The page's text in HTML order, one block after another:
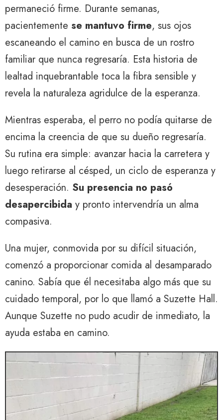
permaneció firme. Durante semanas,
pacientemente se mantuvo firme, sus ojos
escaneando el camino en busca de un rostro
familiar que nunca regresaría. Esta historia de
lealtad inquebrantable toca la fibra sensible y
revela la naturaleza agridulce de la esperanza.
Mientras esperaba, el perro no podía quitarse de
encima la creencia de que su dueño regresaría.
Su rutina era simple: avanzar hacia la carretera y
luego retirarse al césped, un ciclo de esperanza y
desesperación. Su presencia no pasó
desapercibida y pronto intervendría un alma
compasiva.
Una mujer, conmovida por su difícil situación,
comenzó a proporcionar comida al desamparado
canino. Sabía que él necesitaba algo más que su
cuidado temporal, por lo que llamó a Suzette Hall.
Aunque Suzette no pudo acudir de inmediato, la
ayuda estaba en camino.